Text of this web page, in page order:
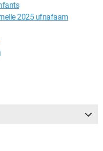
2025 ufnafaam